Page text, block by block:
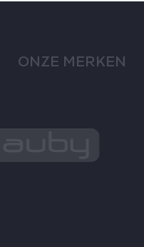
ONZE MERKEN